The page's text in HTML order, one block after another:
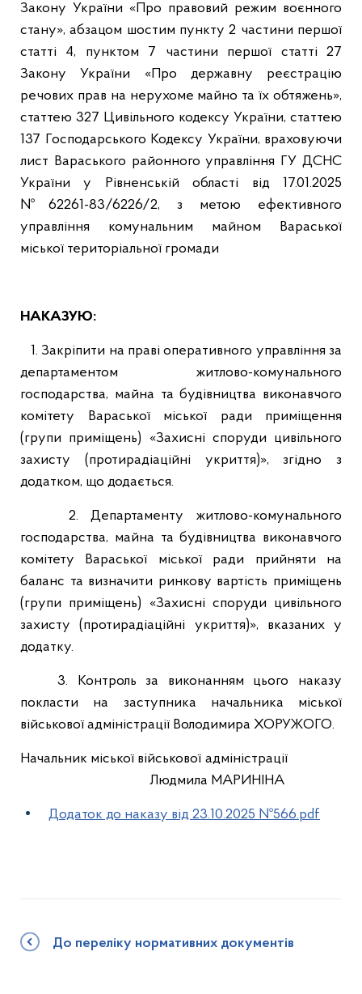
Закону України «Про правовий режим воєнного
стану», абзацом шостим пункту 2 частини першої
статті 4, пунктом 7 частини першої статті 27
Закону України «Про державну реєстрацію
речових прав на нерухоме майно та їх обтяжень»,
статтею 327 Цивільного кодексу України, статтею
137 Господарського Кодексу України, враховуючи
лист Вараського районного управління ГУ ДСНС
України у Рівненській області від 17.01.2025
№62261-83/6226/2, з метою ефективного
управління комунальним майном Вараської
міської територіальної громади
НАКАЗУЮ:
1. Закріпити на праві оперативного управління за
департаментом житлово-комунального
господарства, майна та будівництва виконавчого
комітету Вараської міської ради приміщення
(групи приміщень) «Захисні споруди цивільного
захисту (протирадіаційні укриття)», згідно з
додатком, що додається.
2. Департаменту житлово-комунального
господарства, майна та будівництва виконавчого
комітету Вараської міської ради прийняти на
баланс та визначити ринкову вартість приміщень
(групи приміщень) «Захисні споруди цивільного
захисту (протирадіаційні укриття)», вказаних у
додатку.
3. Контроль за виконанням цього наказу
покласти на заступника начальника міської
військової адміністрації Володимира ХОРУЖОГО.
Начальник міської військової адміністрації
Людмила МАРИНІНА
Додаток до наказу від 23.10.2025 №566.pdf
До переліку нормативних документів